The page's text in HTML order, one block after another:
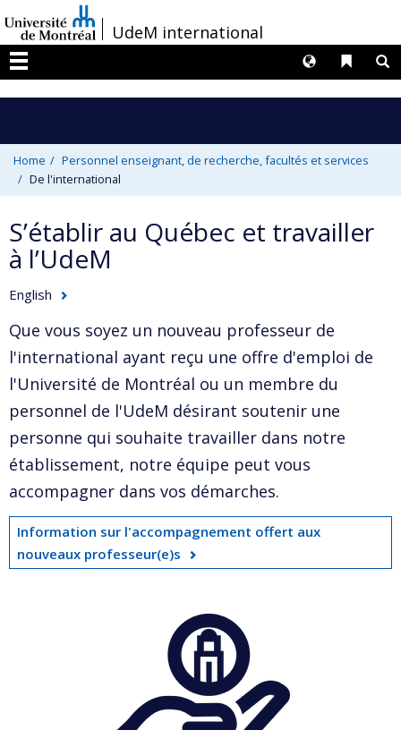
au
contenu
/UdeM international
Menu
Liens
Langues
Home
Personnel enseignant, de recherche, facultés et services
De l'international
S’établir au Québec et travailler
à l’UdeM
English
Que vous soyez un nouveau professeur de
l'international ayant reçu une offre d'emploi de
l'Université de Montréal ou un membre du
personnel de l'UdeM désirant soutenir une
personne qui souhaite travailler dans notre
établissement, notre équipe peut vous
accompagner dans vos démarches.
Information sur l'accompagnement offert aux
nouveaux professeur(e)s